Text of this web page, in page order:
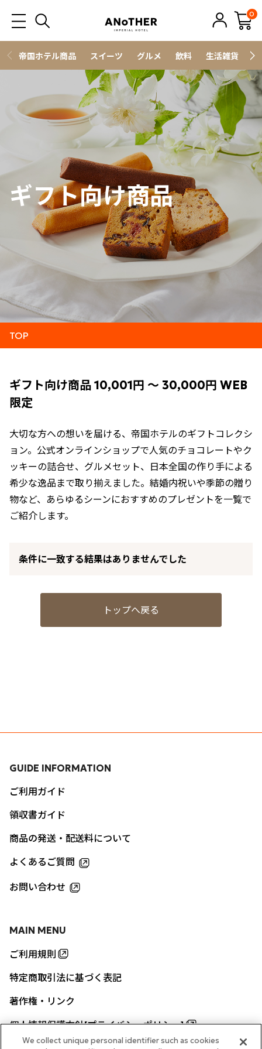
0
帝国ホテル商品 スイーツ グルメ 飲料 生活雑貨
ギフト向け商品
TOP
ギフト向け商品 10,001円 ～ 30,000円 WEB
限定
大切な方への想いを届ける、帝国ホテルのギフトコレクシ
ョン。公式オンラインショップで人気のチョコレートやク
ッキーの詰合せ、グルメセット、日本全国の作り手による
希少な逸品まで取り揃えました。結婚内祝いや季節の贈り
物など、あらゆるシーンにおすすめのプレゼントを一覧で
ご紹介します。
条件に一致する結果はありませんでした
トップへ戻る
MAIN MENU
ご利用規則
特定商取引法に基づく表記
著作権・リンク
個人情報保護方針[プライバシーポリシー]
GUIDE INFORMATION
ご利用ガイド
領収書ガイド
商品の発送・配送料について
よくあるご質問
お問い合わせ
We collect unique personal identifier such as cookies